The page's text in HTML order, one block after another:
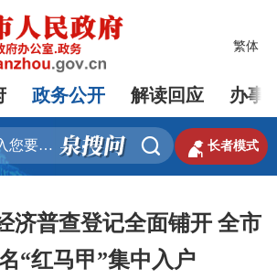
繁体
政务公开 解读回应 办事
  长者模式
济普查登记全面铺开 全市
“红马甲”集中入户